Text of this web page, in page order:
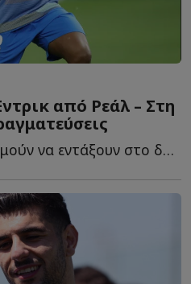
από Ρεάλ – Στη
Οι «τζιαλορόσι» επιθυμούν να εντάξουν στο δυναμικό τ...